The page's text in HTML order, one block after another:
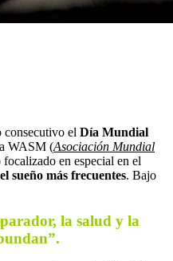
consecutivo el Día Mundial
WASM (Asociación Mundial
focalizado en especial en el
sueño más frecuentes. Bajo
la salud y la